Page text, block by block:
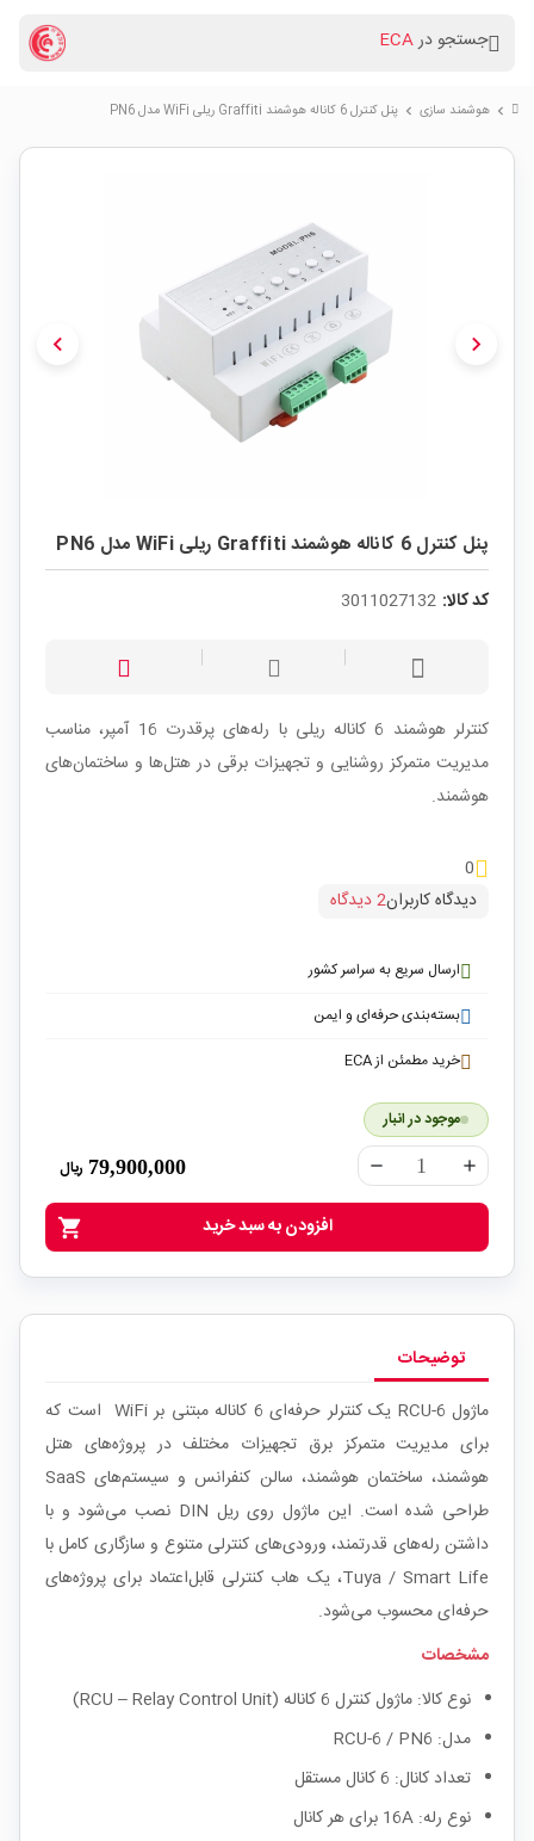
جستجو درECA
chevron_right هوشمند سازی chevron_right پنل کنترل 6 کاناله هوشمند Graffiti ریلی WiFi مدل PN6
chevron_left chevron_right
پنل کنترل 6 کاناله هوشمند Graffiti ریلی WiFi مدل PN6
کد کالا: 3011027132
کنترلر هوشمند 6 کاناله ریلی با رله‌های پرقدرت 16 آمپر، مناسب
مدیریت متمرکز روشنایی و تجهیزات برقی در هتل‌ها و ساختمان‌های
هوشمند.
0
دیدگاه کاربران2 دیدگاه
ارسال سریع به سراسر کشور
بسته‌بندی حرفه‌ای و ایمن
خرید مطمئن از ECA
موجود در انبار
remove add
79,900,000 ریال
shopping_cart افزودن به سبد خرید
توضیحات
ماژول RCU-6 یک کنترلر حرفه‌ای 6 کاناله مبتنی بر WiFi است که
برای مدیریت متمرکز برق تجهیزات مختلف در پروژه‌های هتل
هوشمند، ساختمان هوشمند، سالن کنفرانس و سیستم‌های SaaS
طراحی شده است. این ماژول روی ریل DIN نصب می‌شود و با
داشتن رله‌های قدرتمند، ورودی‌های کنترلی متنوع و سازگاری کامل با
Tuya / Smart Life، یک هاب کنترلی قابل‌اعتماد برای پروژه‌های
حرفه‌ای محسوب می‌شود.
مشخصات
نوع کالا: ماژول کنترل 6 کاناله (RCU – Relay Control Unit)
مدل: RCU-6 / PN6
تعداد کانال: 6 کانال مستقل
نوع رله: 16A برای هر کانال